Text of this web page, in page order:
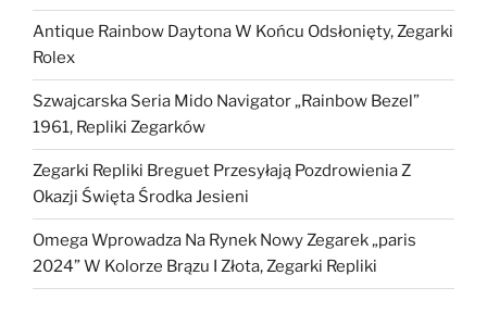
Antique Rainbow Daytona W Końcu Odsłonięty, Zegarki
Rolex
Szwajcarska Seria Mido Navigator „Rainbow Bezel”
1961, Repliki Zegarków
Zegarki Repliki Breguet Przesyłają Pozdrowienia Z
Okazji Święta Środka Jesieni
Omega Wprowadza Na Rynek Nowy Zegarek „paris
2024” W Kolorze Brązu I Złota, Zegarki Repliki